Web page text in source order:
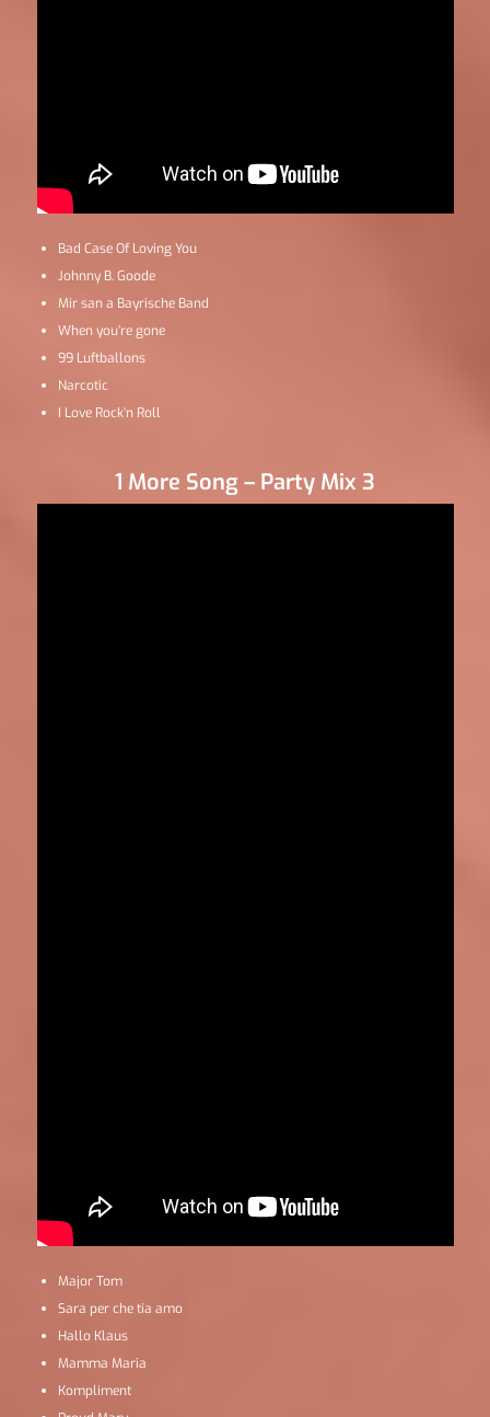
Bad Case Of Loving You
Johnny B. Goode
Mir san a Bayrische Band
When you’re gone
99 Luftballons
Narcotic
I Love Rock’n Roll
1 More Song – Party Mix 3
Major Tom
Sara per che tia amo
Hallo Klaus
Mamma Maria
Kompliment